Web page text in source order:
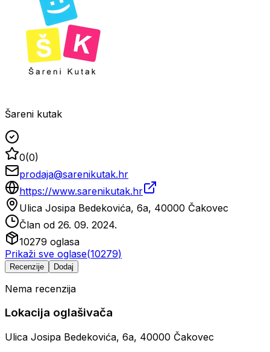
Šareni kutak
0(0)
prodaja@sarenikutak.hr
https://www.sarenikutak.hr
Ulica Josipa Bedekovića, 6a, 40000 Čakovec
Član od 26. 09. 2024.
10279 oglasa
Prikaži sve oglase(10279)
Recenzije Dodaj
Nema recenzija
Lokacija oglašivača
Ulica Josipa Bedekovića, 6a, 40000 Čakovec